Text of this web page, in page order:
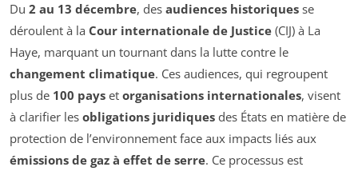
Du 2 au 13 décembre, des audiences historiques se
déroulent à la Cour internationale de Justice (CIJ) à La
Haye, marquant un tournant dans la lutte contre le
changement climatique. Ces audiences, qui regroupent
plus de 100 pays et organisations internationales, visent
à clarifier les obligations juridiques des États en matière de
protection de l’environnement face aux impacts liés aux
émissions de gaz à effet de serre. Ce processus est